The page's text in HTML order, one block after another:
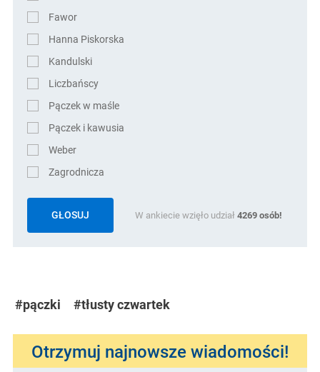
Fawor
Hanna Piskorska
Kandulski
Liczbańscy
Pączek w maśle
Pączek i kawusia
Weber
Zagrodnicza
GŁOSUJ W ankiecie wzięło udział4269osób!
#pączki #tłusty czwartek
Otrzymuj najnowsze wiadomości!